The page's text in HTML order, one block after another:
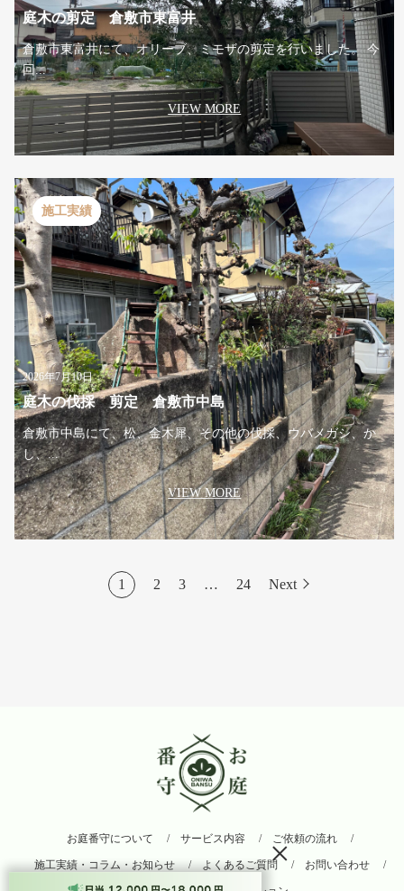
庭木の剪定 倉敷市東富井
倉敷市東富井にて、オリーブ、ミモザの剪定を行いました。 今
回...
VIEW MORE
施工実績
2026年7月10日
庭木の伐採 剪定 倉敷市中島
倉敷市中島にて、松、金木犀、その他の伐採、ウバメガシ、か
し、...
VIEW MORE
1 2 3 … 24 Next
お庭番守について サービス内容 ご依頼の流れ
施工実績・コラム・お知らせ よくあるご質問 お問い合わせ
×